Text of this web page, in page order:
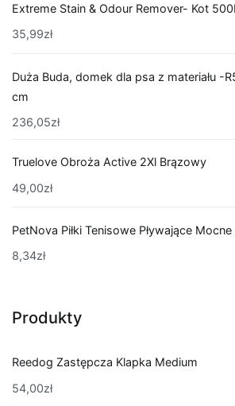
Extreme Stain & Odour Remover- Kot
35,99zł
Duża Buda, domek dla psa z materiału -
cm
236,05zł
Truelove Obroża Active 2Xl Brązowy
49,00zł
PetNova Piłki Tenisowe Pływające
8,34zł
Produkty
Reedog Zastępcza Klapka Medium
54,00zł